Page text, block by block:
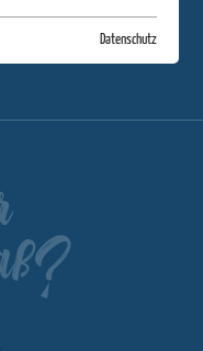
Datenschutz